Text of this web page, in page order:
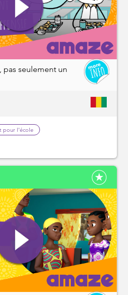
pas seulement un
pour l'école